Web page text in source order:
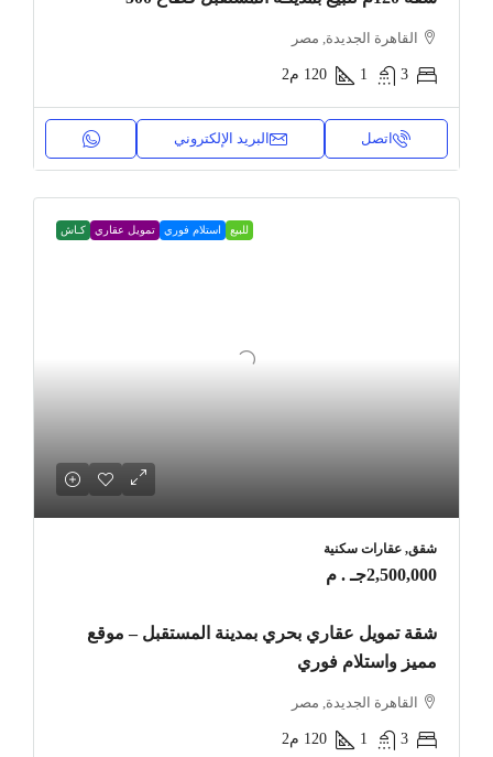
القاهرة الجديدة, مصر
3
1
120 م2
اتصل البريد الإلكتروني
للبيع استلام فوري تمويل عقاري كـاش
شقق, عقارات سكنية
2,500,000جـ . م
شقة تمويل عقاري بحري بمدينة المستقبل – موقع
مميز واستلام فوري
القاهرة الجديدة, مصر
3
1
120 م2